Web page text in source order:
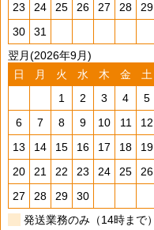
23
24 25 26 27 28
29
30
31
翌月(2026年9月)
日
月 火 水 木 金
土
1
2 3 4
5
6
7 8 9 10 11
12
13
14 15 16 17 18
19
20
21 22 23 24 25
26
27
28 29
30
発送業務のみ（14時まで）